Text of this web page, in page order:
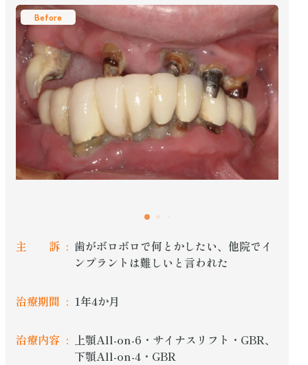
Before
主 訴
歯がボロボロで何とかしたい、他院でイ
ンプラントは難しいと言われた
治療期間 1年4か月
治療内容
上顎All-on-6・サイナスリフト・GBR、
下顎All-on-4・GBR